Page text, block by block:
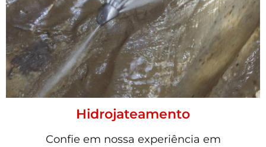
Hidrojateamento
Confie em nossa experiência em